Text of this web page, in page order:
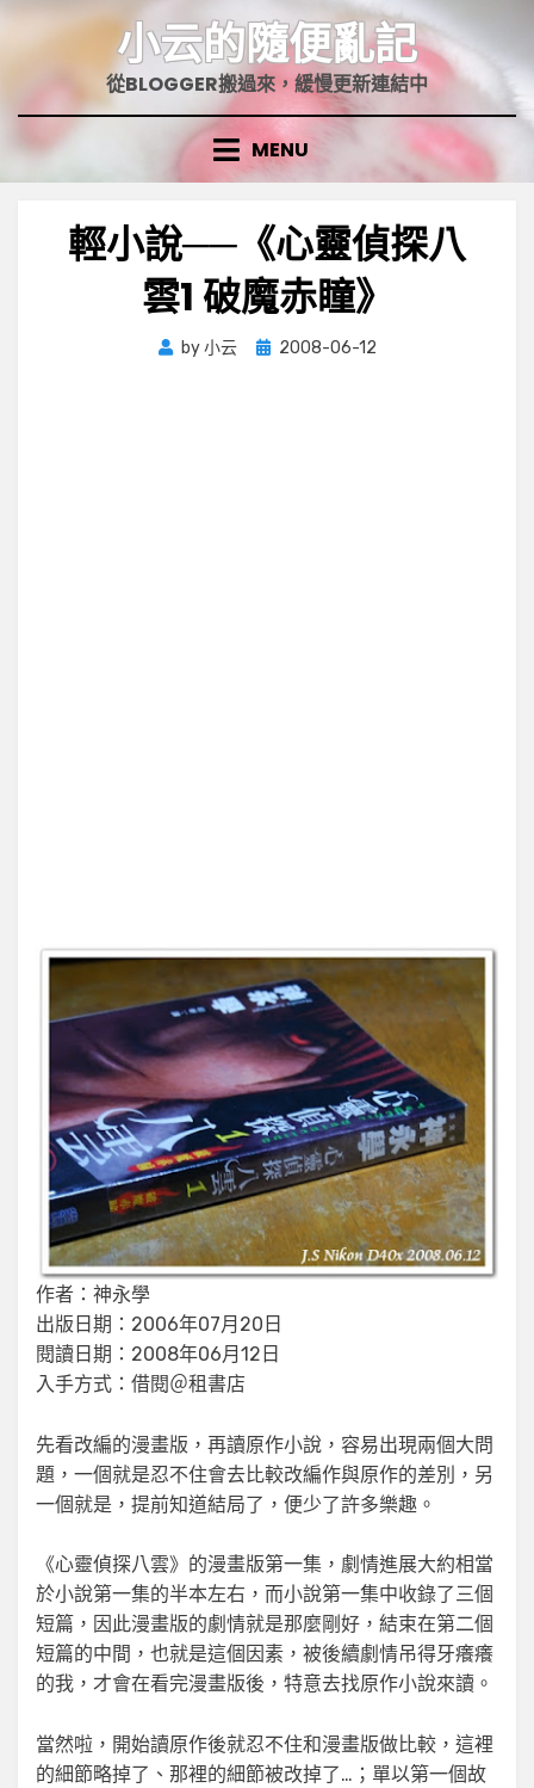
小云的隨便亂記
從BLOGGER搬過來，緩慢更新連結中
MENU
輕小說──《心靈偵探八
雲1 破魔赤瞳》
by小云
Posted
2008-06-12
作者：神永學
出版日期：2006年07月20日
閱讀日期：2008年06月12日
入手方式：借閱＠租書店
先看改編的漫畫版，再讀原作小說，容易出現兩個大問
題，一個就是忍不住會去比較改編作與原作的差別，另
一個就是，提前知道結局了，便少了許多樂趣。
《心靈偵探八雲》的漫畫版第一集，劇情進展大約相當
於小說第一集的半本左右，而小說第一集中收錄了三個
短篇，因此漫畫版的劇情就是那麼剛好，結束在第二個
短篇的中間，也就是這個因素，被後續劇情吊得牙癢癢
的我，才會在看完漫畫版後，特意去找原作小說來讀。
當然啦，開始讀原作後就忍不住和漫畫版做比較，這裡
的細節略掉了、那裡的細節被改掉了…；單以第一個故